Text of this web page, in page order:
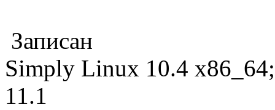
Записан
Simply Linux 10.4
11.1